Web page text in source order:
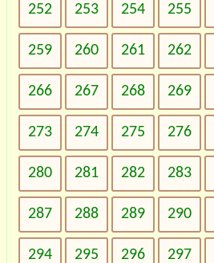
252 253 254 255
259 260 261 262
266 267 268 269
273 274 275 276
280 281 282 283
287 288 289 290
294 295 296 297